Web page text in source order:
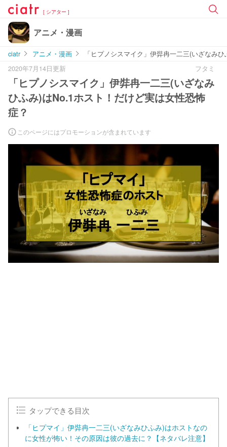
[ シアター ]
アニメ・漫画
ciatr アニメ・漫画
「ヒプノシスマイク」伊弉冉一二三(いざなみ
2020年7月14日更新
フタミ
「ヒプノシスマイク」伊弉冉一二三(いざなみ
ひふみ)はNo.1ホスト！だけど実は女性恐怖
症？
このページにはプロモーションが含まれています
タップできる目次
「ヒプマイ」伊弉冉一二三(いざなみひふみ)はホストなの
に女性が怖い！その原因は彼の過去に？【ネタバレ注意】